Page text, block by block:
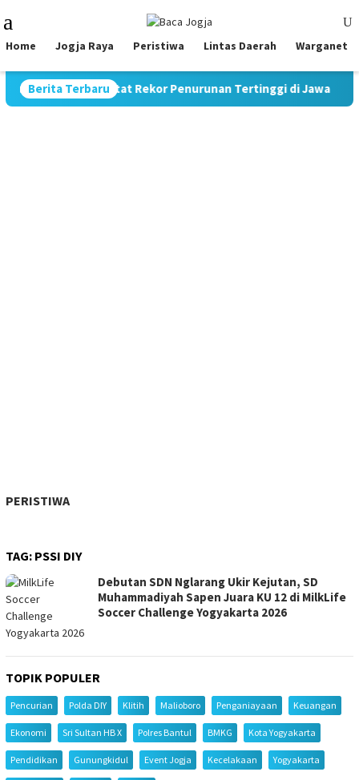
to
content
Menu
Home Jogja Raya Peristiwa Lintas Daerah Warganet
Berita Terbaru
Jadi 9,70%, Catat Rekor Penurunan Tertinggi di Jawa
PERISTIWA
TAG: PSSI DIY
Debutan SDN Nglarang Ukir Kejutan, SD
Muhammadiyah Sapen Juara KU 12 di MilkLife
Soccer Challenge Yogyakarta 2026
TOPIK POPULER
Pencurian Polda DIY Klitih Malioboro Penganiayaan Keuangan
Ekonomi Sri Sultan HB X Polres Bantul BMKG Kota Yogyakarta
Pendidikan Gunungkidul Event Jogja Kecelakaan Yogyakarta